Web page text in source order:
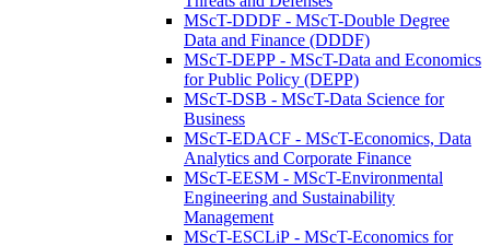
MScT-DDDF - MScT-Double Degree
Data and Finance (DDDF)
MScT-DEPP - MScT-Data and Economics
for Public Policy (DEPP)
MScT-DSB - MScT-Data Science for
Business
MScT-EDACF - MScT-Economics, Data
Analytics and Corporate Finance
MScT-EESM - MScT-Environmental
Engineering and Sustainability
Management
MScT-ESCLiP - MScT-Economics for